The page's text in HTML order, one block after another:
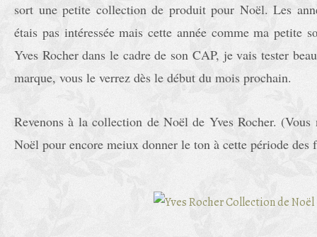
sort une petite collection de produit pour Noël. Les
étais pas intéressée mais cette année comme ma petite
Yves Rocher dans le cadre de son CAP, je vais tester
marque, vous le verrez dès le début du mois prochain.
Revenons à la collection de Noël de Yves Rocher.
Noël pour encore meiux donner le ton à cette période des